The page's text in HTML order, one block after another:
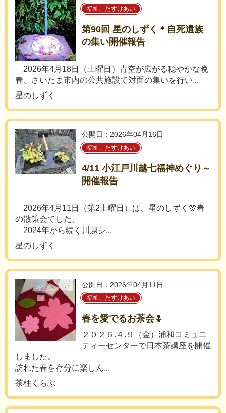
福祉、たすけあい
第90回 星のしずく＊自死遺族
の集い開催報告
2026年4月18日（土曜日）青空が広がる穏やかな晩
春、さいたま市内の公共施設で対面の集いを行い...
星のしずく
公開日：2026年04月16日
福祉、たすけあい
4/11 小江戸川越七福神めぐり～
開催報告
2026年4月11日（第2土曜日）は、星のしずく🌸春
の散策会でした。
2024年から続く川越シ...
星のしずく
公開日：2026年04月11日
福祉、たすけあい
春を愛でるお茶会🌷
２０２６.４.９（金）浦和コミュニ
ティーセンターで日本茶講座を開催
しました。
訪れた春を存分に楽しん...
茶柱くらぶ